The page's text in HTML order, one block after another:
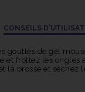
CONSEILS
gouttes de gel
et frottez les ongles
la brosse et séchez